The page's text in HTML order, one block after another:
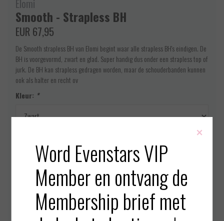
Elomi
Smooth - Strapless BH
EUR 67,95
De Smooth strapless BH van Elomi begint waar alle strapless BH's eindigen. De
BH is voorgevormd, zwart en glad. Super handig dus onder een strapless top of
jurk. De BH kan strapless gedragen worden, maar de schouderbanden kunnen
ook als halter en recht ov
Kleur: *
Op voorraad (1)
Toevoegen aan winkelwagen
×
Word Evenstars VIP
Member en ontvang de
Membership brief met